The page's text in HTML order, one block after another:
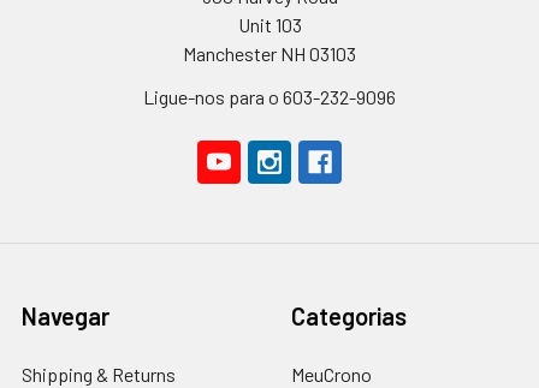
Unit 103
Manchester NH 03103
Ligue-nos para o 603-232-9096
Navegar
Shipping & Returns
Categorias
MeuCrono